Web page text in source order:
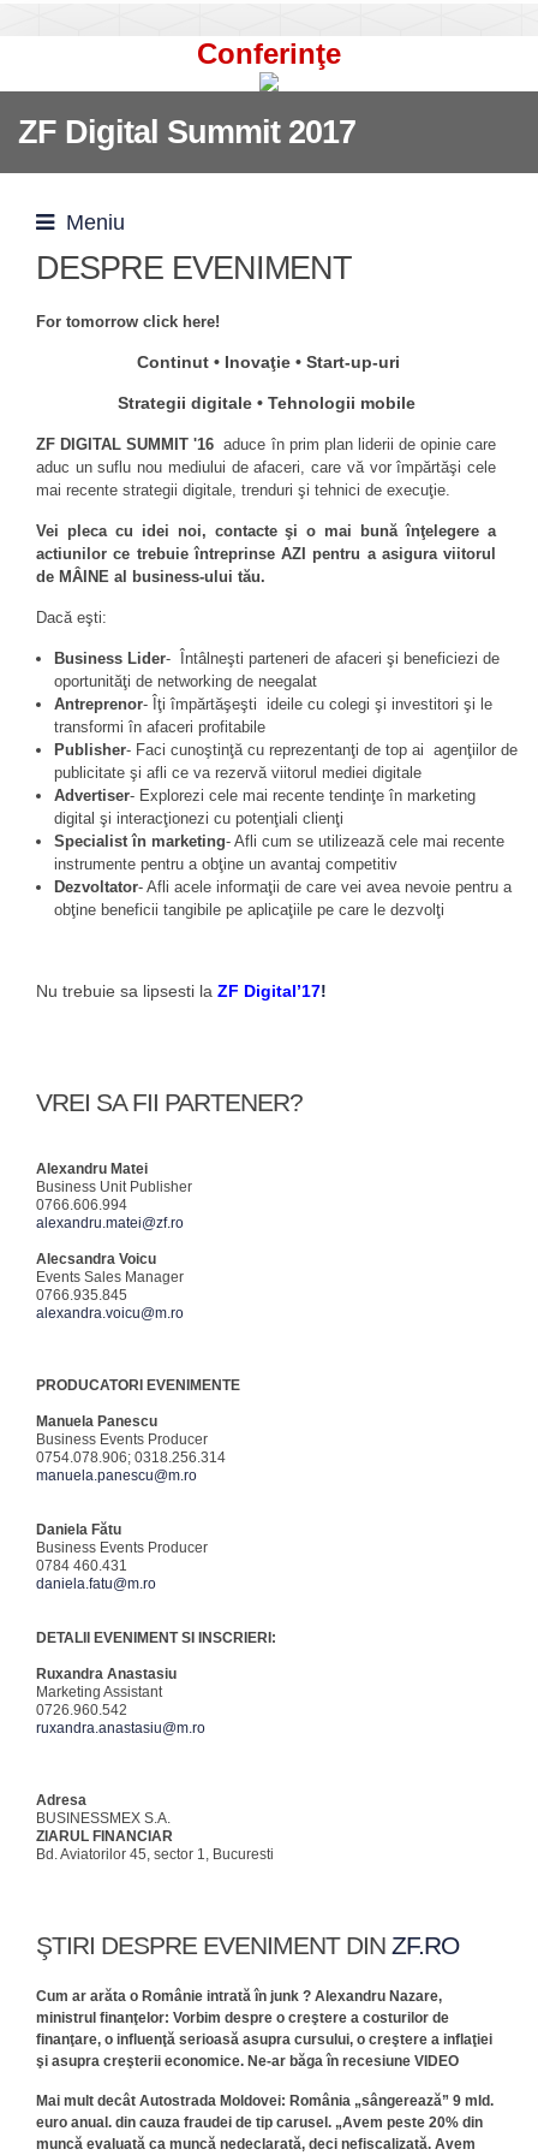
Conferinţe
ZF Digital Summit 2017
Meniu
DESPRE EVENIMENT
For tomorrow click here!
Continut • Inovaţie • Start-up-uri
Strategii digitale • Tehnologii mobile
ZF DIGITAL SUMMIT '16 aduce în prim plan liderii de opinie care
aduc un suflu nou mediului de afaceri, care vă vor împărtăşi cele
mai recente strategii digitale, trenduri şi tehnici de execuţie.
Vei pleca cu idei noi, contacte şi o mai bună înţelegere a
actiunilor ce trebuie întreprinse AZI pentru a asigura viitorul
de MÂINE al business-ului tău.
Dacă eşti:
Business Lider- Întâlneşti parteneri de afaceri şi beneficiezi de
oportunităţi de networking de neegalat
Antreprenor- Îţi împărtăşeşti ideile cu colegi şi investitori şi le
transformi în afaceri profitabile
Publisher- Faci cunoştinţă cu reprezentanţi de top ai agenţiilor de
publicitate şi afli ce va rezervă viitorul mediei digitale
Advertiser- Explorezi cele mai recente tendinţe în marketing
digital şi interacţionezi cu potenţiali clienţi
Specialist în marketing- Afli cum se utilizează cele mai recente
instrumente pentru a obţine un avantaj competitiv
Dezvoltator- Afli acele informaţii de care vei avea nevoie pentru a
obţine beneficii tangibile pe aplicaţiile pe care le dezvolţi
Nu trebuie sa lipsesti la ZF Digital’17!
VREI SA FII PARTENER?
Alexandru Matei
Business Unit Publisher
0766.606.994
alexandru.matei@zf.ro
Alecsandra Voicu
Events Sales Manager
0766.935.845
alexandra.voicu@m.ro
PRODUCATORI EVENIMENTE
Manuela Panescu
Business Events Producer
0754.078.906; 0318.256.314
manuela.panescu@m.ro
Daniela Fătu
Business Events Producer
0784 460.431
daniela.fatu@m.ro
DETALII EVENIMENT SI INSCRIERI:
Ruxandra Anastasiu
Marketing Assistant
0726.960.542
ruxandra.anastasiu@m.ro
Adresa
BUSINESSMEX S.A.
ZIARUL FINANCIAR
Bd. Aviatorilor 45, sector 1, Bucuresti
ŞTIRI DESPRE EVENIMENT DIN ZF.RO
Cum ar arăta o Românie intrată în junk ? Alexandru Nazare,
ministrul finanţelor: Vorbim despre o creştere a costurilor de
finanţare, o influenţă serioasă asupra cursului, o creştere a inflaţiei
şi asupra creşterii economice. Ne-ar băga în recesiune VIDEO
Mai mult decât Autostrada Moldovei: România „sângerează” 9 mld.
euro anual. din cauza fraudei de tip carusel. „Avem peste 20% din
muncă evaluată ca muncă nedeclarată, deci nefiscalizată. Avem